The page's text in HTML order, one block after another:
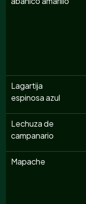
Lagartija
espinosa azul
Lechuza de
campanario
Mapache